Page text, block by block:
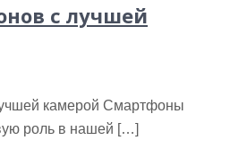
с лучшей
камерой Смартфоны
роль в нашей […]